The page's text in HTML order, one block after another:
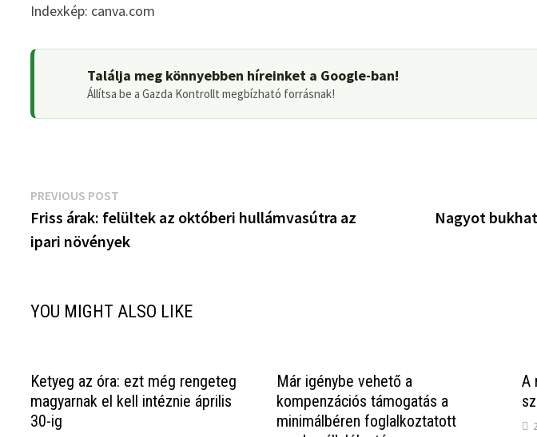
Indexkép: canva.com
Találja meg könnyebben híreinket a Google-ban!
Állítsa be a Gazda Kontrollt megbízható forrásnak!
Bejegyzés
navigáció
PREVIOUS POST
post:
Friss árak: felültek az októberi hullámvasútra az
ipari növények
Nagyot
YOU MIGHT ALSO LIKE
Ketyeg az óra: ezt még rengeteg
magyarnak el kell intéznie április
30-ig
Már igénybe vehető a
kompenzációs támogatás a
minimálbéren foglalkoztatott
A